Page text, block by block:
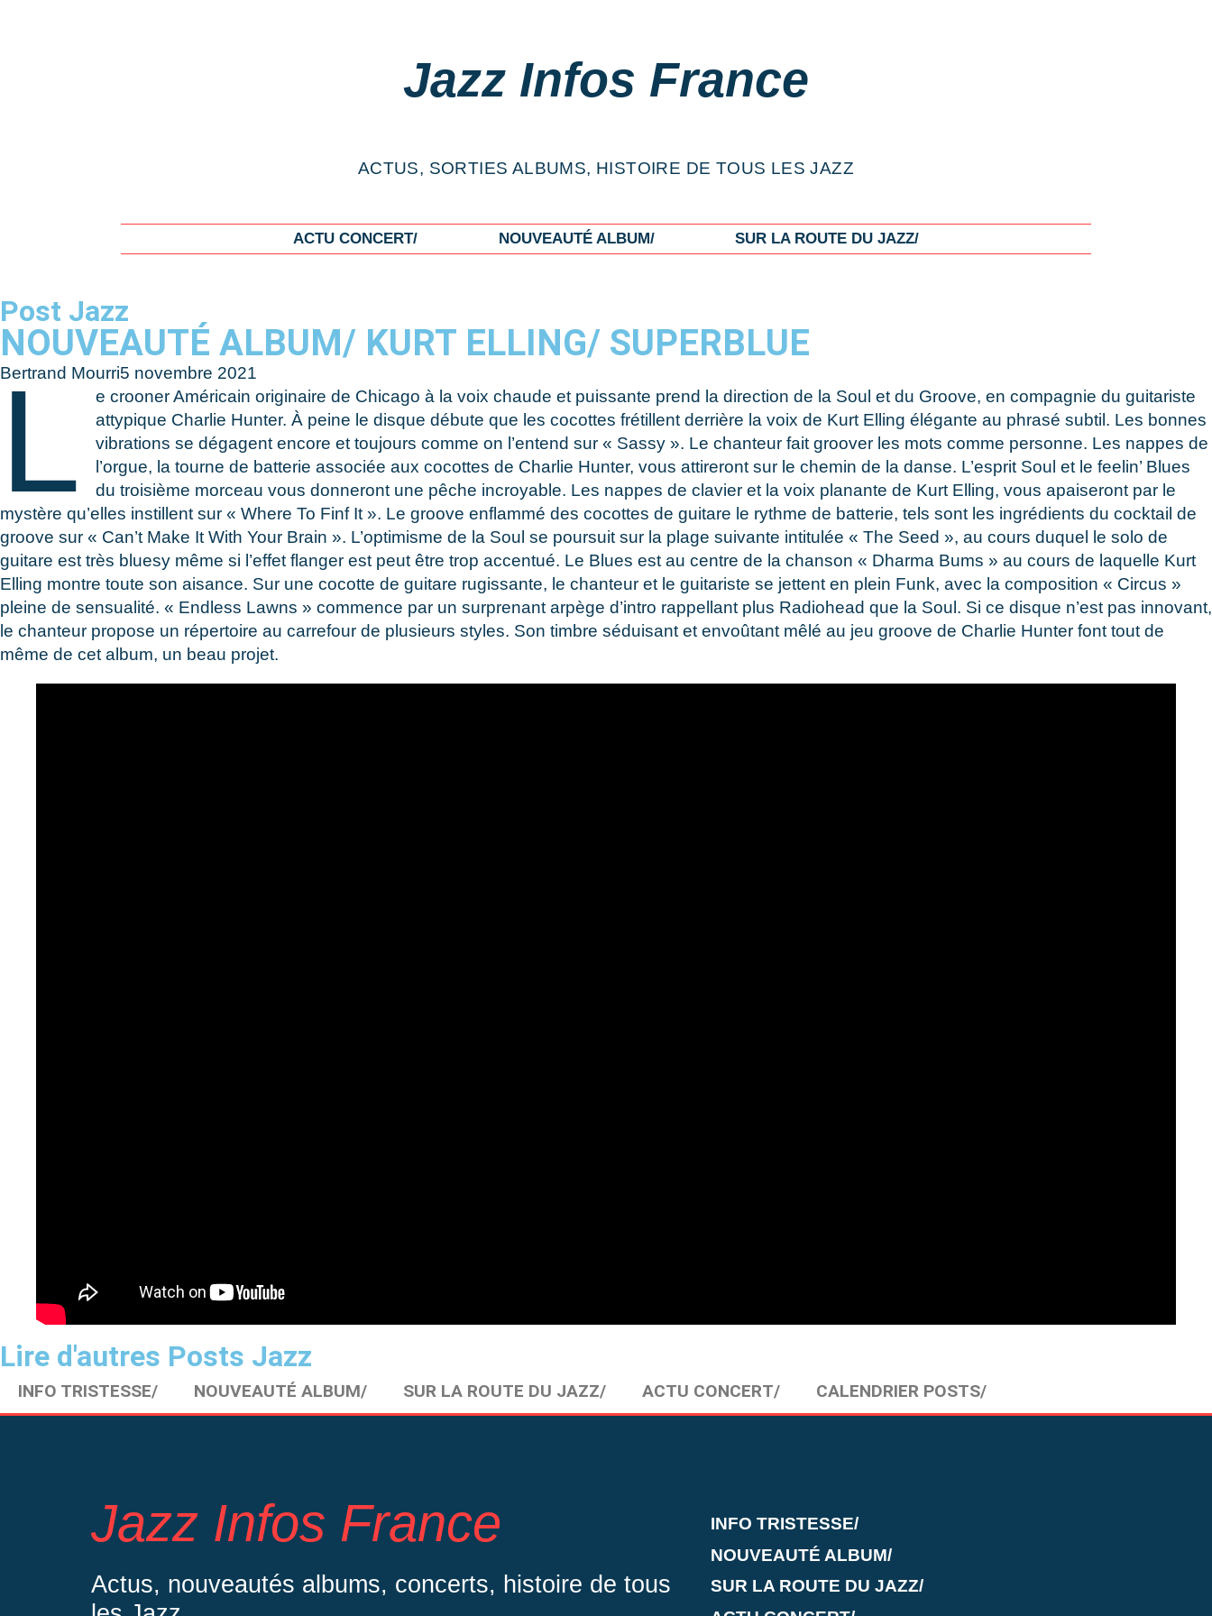
Jazz Infos France
ACTUS, SORTIES ALBUMS, HISTOIRE DE TOUS LES JAZZ
ACTU CONCERT/ NOUVEAUTÉ ALBUM/ SUR LA ROUTE DU JAZZ/
Post Jazz
NOUVEAUTÉ ALBUM/ KURT ELLING/ SUPERBLUE
Bertrand Mourri5 novembre 2021
L
e crooner Américain originaire de Chicago à la voix chaude et puissante prend la direction de la Soul et du Groove, en compagnie du guitariste
attypique Charlie Hunter. À peine le disque débute que les cocottes frétillent derrière la voix de Kurt Elling élégante au phrasé subtil. Les bonnes
vibrations se dégagent encore et toujours comme on l’entend sur « Sassy ». Le chanteur fait groover les mots comme personne. Les nappes de
l’orgue, la tourne de batterie associée aux cocottes de Charlie Hunter, vous attireront sur le chemin de la danse. L’esprit Soul et le feelin’ Blues
du troisième morceau vous donneront une pêche incroyable. Les nappes de clavier et la voix planante de Kurt Elling, vous apaiseront par le
mystère qu’elles instillent sur « Where To Finf It ». Le groove enflammé des cocottes de guitare le rythme de batterie, tels sont les ingrédients du cocktail de
groove sur « Can’t Make It With Your Brain ». L’optimisme de la Soul se poursuit sur la plage suivante intitulée « The Seed », au cours duquel le solo de
guitare est très bluesy même si l’effet flanger est peut être trop accentué. Le Blues est au centre de la chanson « Dharma Bums » au cours de laquelle Kurt
Elling montre toute son aisance. Sur une cocotte de guitare rugissante, le chanteur et le guitariste se jettent en plein Funk, avec la composition « Circus »
pleine de sensualité. « Endless Lawns » commence par un surprenant arpège d’intro rappellant plus Radiohead que la Soul. Si ce disque n’est pas innovant,
le chanteur propose un répertoire au carrefour de plusieurs styles. Son timbre séduisant et envoûtant mêlé au jeu groove de Charlie Hunter font tout de
même de cet album, un beau projet.
Lire d'autres Posts Jazz
INFO TRISTESSE/ NOUVEAUTÉ ALBUM/ SUR LA ROUTE DU JAZZ/ ACTU CONCERT/ CALENDRIER POSTS/
Jazz Infos France
Actus, nouveautés albums, concerts, histoire de tous
INFO TRISTESSE/
NOUVEAUTÉ ALBUM/
SUR LA ROUTE DU JAZZ/